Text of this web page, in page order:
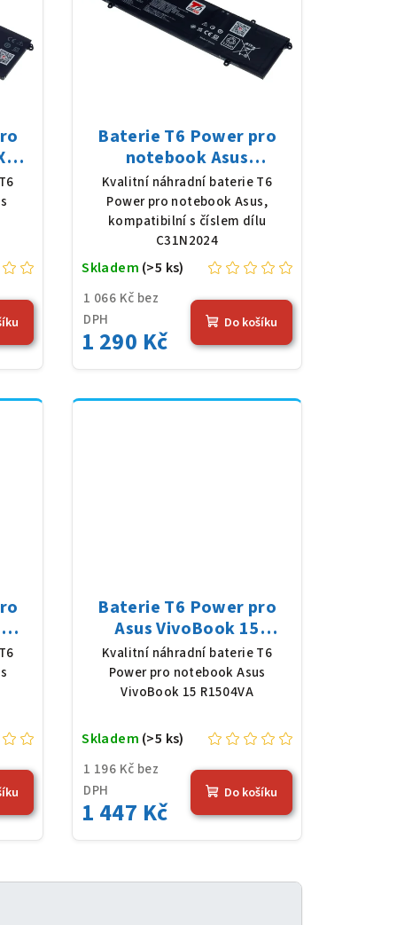
Baterie T6 Power pro
notebook Asus
C31N2024, Li-Poly, 11,55
V, 4335 mAh (50 Wh),
černá
Kvalitní náhradní baterie T6
Power pro notebook Asus,
kompatibilní s číslem dílu
C31N2024
1 066 Kč bez
DPH
1 290 Kč
Skladem (>5 ks)
Do košíku
Baterie T6 Power pro
Asus VivoBook 15
R1504VA, Li-Poly, 11,55
V, 3640 mAh (42 Wh),
černá
Kvalitní náhradní baterie T6
Power pro notebook Asus
VivoBook 15 R1504VA
1 196 Kč bez
DPH
1 447 Kč
Skladem (>5 ks)
Do košíku